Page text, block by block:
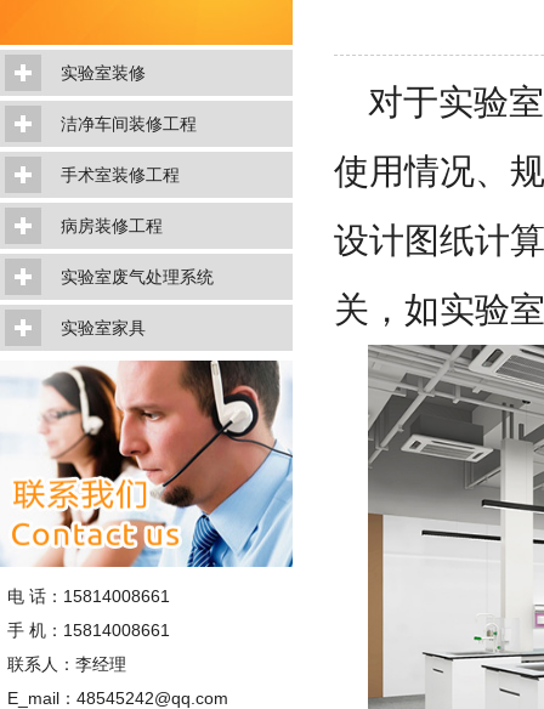
实验室装修
洁净车间装修工程
手术室装修工程
病房装修工程
实验室废气处理系统
实验室家具
电 话：15814008661
手 机：15814008661
联系人：李经理
E_mail：48545242@qq.com
对于实验
使用情况、
设计图纸计
关，如实验